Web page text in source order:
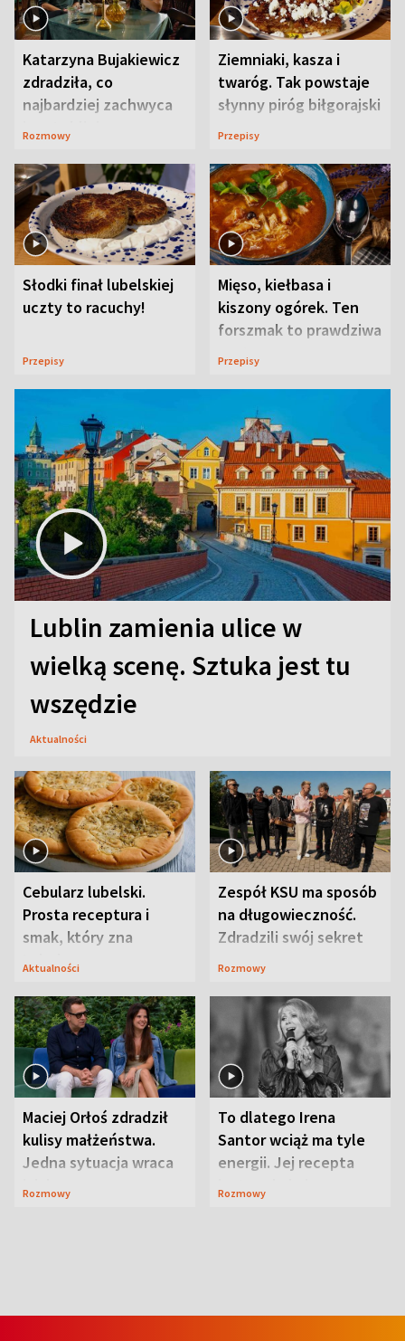
Katarzyna Bujakiewicz
zdradziła, co
najbardziej zachwyca
ją w Lublinie
Rozmowy
Ziemniaki, kasza i
twaróg. Tak powstaje
słynny piróg biłgorajski
Przepisy
Słodki finał lubelskiej
uczty to racuchy!
Przepisy
Mięso, kiełbasa i
kiszony ogórek. Ten
forszmak to prawdziwa
uczta
Przepisy
Lublin zamienia ulice w
wielką scenę. Sztuka jest tu
wszędzie
Aktualności
Cebularz lubelski.
Prosta receptura i
smak, który zna
Lubelszczyzna
Aktualności
Zespół KSU ma sposób
na długowieczność.
Zdradzili swój sekret
Rozmowy
Maciej Orłoś zdradził
kulisy małżeństwa.
Jedna sytuacja wraca
jak bumerang
Rozmowy
To dlatego Irena
Santor wciąż ma tyle
energii. Jej recepta
jest zaskakująco
Rozmowy